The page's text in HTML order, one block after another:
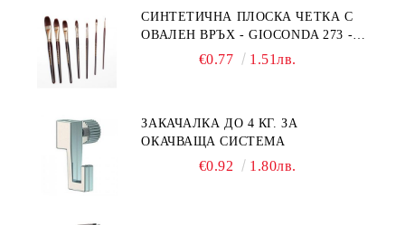
СИНТЕТИЧНА ПЛОСКА ЧЕТКА С
ОВАЛЕН ВРЪХ - GIOCONDA 273 -
€0.77 1.51лв.
ЗАКАЧАЛКА ДО 4 КГ. ЗА
ОКАЧВАЩА СИСТЕМА
€0.92 1.80лв.